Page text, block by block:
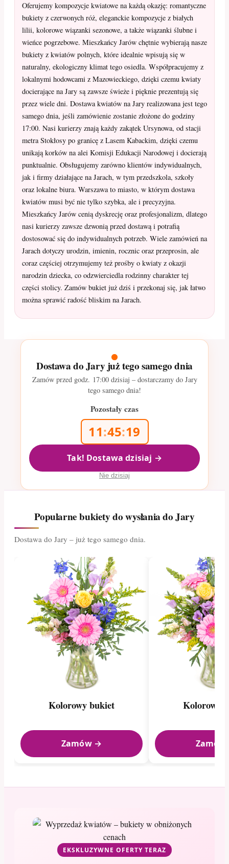
Oferujemy kompozycje kwiatowe na każdą okazję: romantyczne
bukiety z czerwonych róż, eleganckie kompozycje z białych
lilii, kolorowe wiązanki sezonowe, a także wiązanki ślubne i
wieńce pogrzebowe. Mieszkańcy Jarów chętnie wybierają nasze
bukiety z kwiatów polnych, które idealnie wpisują się w
naturalny, ekologiczny klimat tego osiedla. Współpracujemy z
lokalnymi hodowcami z Mazowieckiego, dzięki czemu kwiaty
docierające na Jary są zawsze świeże i pięknie prezentują się
przez wiele dni. Dostawa kwiatów na Jary realizowana jest tego
samego dnia, jeśli zamówienie zostanie złożone do godziny
17:00. Nasi kurierzy znają każdy zakątek Ursynowa, od stacji
metra Stokłosy po granicę z Lasem Kabackim, dzięki czemu
unikają korków na alei Komisji Edukacji Narodowej i docierają
punktualnie. Obsługujemy zarówno klientów indywidualnych,
jak i firmy działające na Jarach, w tym przedszkola, szkoły
oraz lokalne biura. Warszawa to miasto, w którym dostawa
kwiatów musi być nie tylko szybka, ale i precyzyjna.
Mieszkańcy Jarów cenią dyskrecję oraz profesjonalizm, dlatego
nasi kurierzy zawsze dzwonią przed dostawą i potrafią
dostosować się do indywidualnych potrzeb. Wiele zamówień na
Jarach dotyczy urodzin, imienin, rocznic oraz przeprosin, ale
coraz częściej otrzymujemy też prośby o kwiaty z okazji
narodzin dziecka, co odzwierciedla rodzinny charakter tej
części stolicy. Zamów bukiet już dziś i przekonaj się, jak łatwo
można sprawić radość bliskim na Jarach.
Dostawa do Jary już tego samego dnia
Zamów przed godz. 17:00dzisiaj – dostarczamy do Jary
tego samego dnia!
Pozostały czas
11:45:19
Tak! Dostawa dzisiaj →
Nie dzisiaj
Popularne bukiety do wysłania do Jary
Dostawa do Jary – już tego samego dnia.
Kolorowy bukiet
Zamów →
Kolorowy
EKSKLUZYWNE OFERTY TERAZ